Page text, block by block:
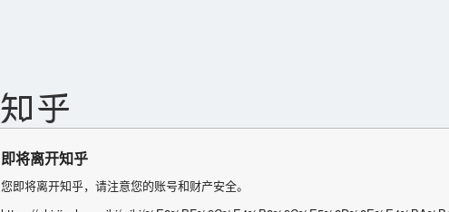
即将离开知乎
您即将离开知乎，请注意您的账号和财产安全。